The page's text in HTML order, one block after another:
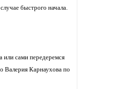
быстрого начала.
или сами передеремся
Валерия Карнаухова по